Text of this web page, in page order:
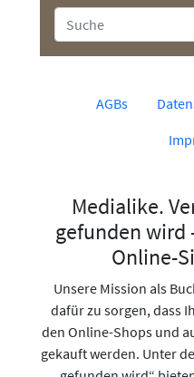
AGBs
Medialike.
gefunden wird
Online-
Unsere Mission als
dafür zu sorgen, dass
den Online-Shops und
gekauft werden. Unter